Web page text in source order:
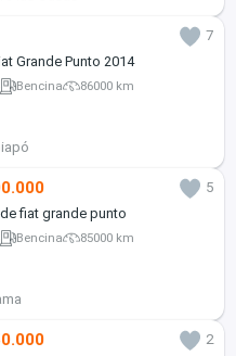
7
Grande Punto 2014
Bencina 86000 km
5
fiat grande punto
Bencina 85000 km
2